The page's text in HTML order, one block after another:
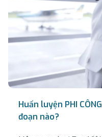
Huấn luyện PHI
đoạn nào?